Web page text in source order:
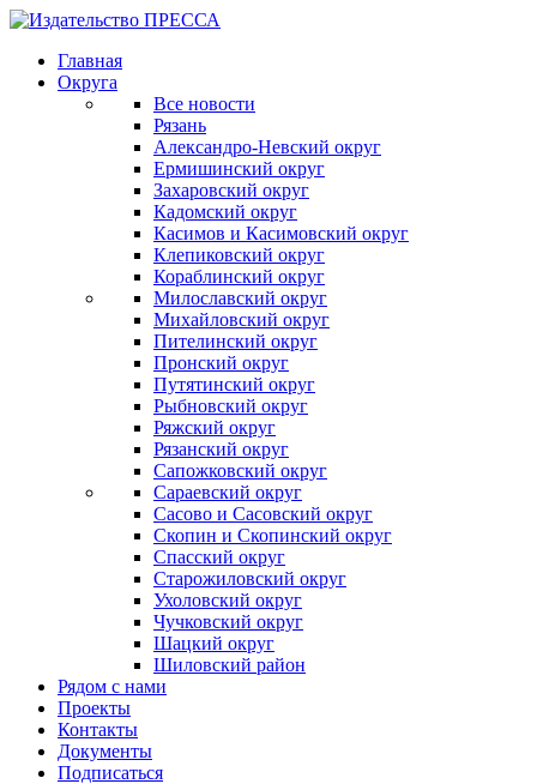
Главная
Округа
Все новости
Рязань
Александро-Невский округ
Ермишинский округ
Захаровский округ
Кадомский округ
Касимов и Касимовский округ
Клепиковский округ
Кораблинский округ
Милославский округ
Михайловский округ
Пителинский округ
Пронский округ
Путятинский округ
Рыбновский округ
Ряжский округ
Рязанский округ
Сапожковский округ
Сараевский округ
Сасово и Сасовский округ
Скопин и Скопинский округ
Спасский округ
Старожиловский округ
Ухоловский округ
Чучковский округ
Шацкий округ
Шиловский район
Рядом с нами
Проекты
Контакты
Документы
Подписаться